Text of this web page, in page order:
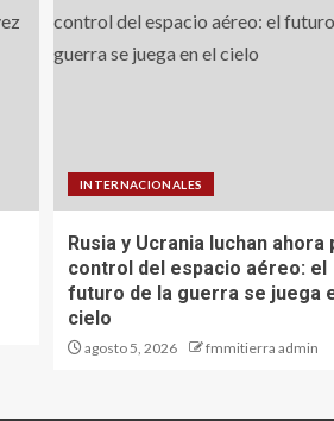
INTERNACIONALES
Rusia y Ucrania luchan ahora
control del espacio aéreo: el
futuro de la guerra se juega
cielo
agosto 5, 2026 fmmitierra admin